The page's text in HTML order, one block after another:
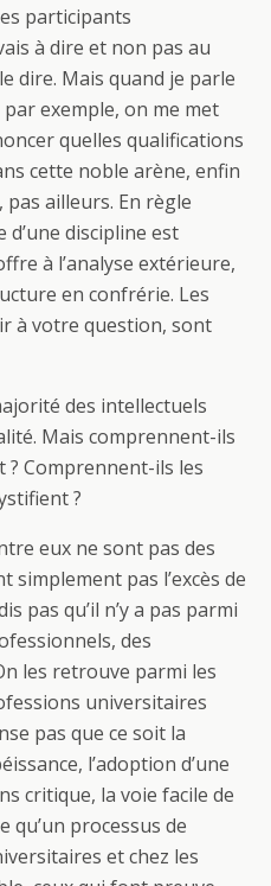
participants
à dire et non pas au
dire. Mais quand je parle
exemple, on me met
quelles qualifications
cette noble arène, enfin
ailleurs. En règle
discipline est
à l’analyse extérieure,
en confrérie. Les
à votre question, sont
des intellectuels
Mais comprennent-ils
? Comprennent-ils les
?
eux ne sont pas des
pas l’excès de
pas qu’il n’y a pas parmi
des
les retrouve parmi les
universitaires
pas que ce soit la
l’adoption d’une
critique, la voie facile de
qu’un processus de
et chez les